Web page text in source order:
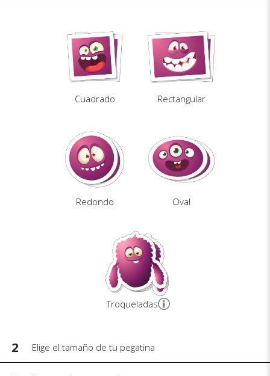
Cuadrado Rectangular
Redondo Oval
Troqueladas
2 Elige el tamaño de tu pegatina